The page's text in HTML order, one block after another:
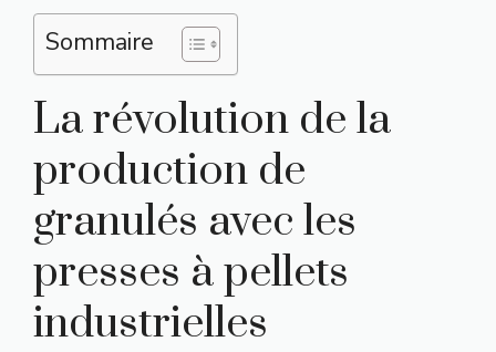
Sommaire
La révolution de la
production de
granulés avec les
presses à pellets
industrielles